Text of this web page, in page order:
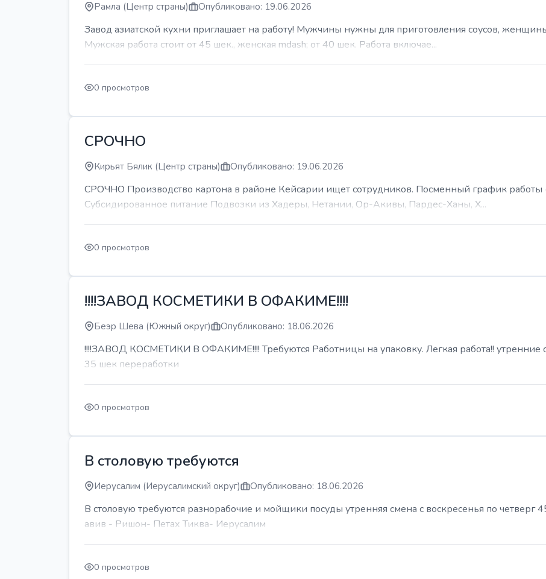
Рамла (Центр страны) Опубликовано: 19.06.2026
Завод азиатской кухни приглашает на работу! Мужчины нужны для приготовления соусов,
Мужская работа стоит от 45 шек., женская mdash; от 40 шек. Работа включае...
0 просмотров
СРОЧНО
Кирьят Бялик (Центр страны) Опубликовано: 19.06.2026
СРОЧНО Производство картона в районе Кейсарии ищет сотрудников. Посменный график работы
Субсидированное питание Подвозки из Хадеры, Нетании, Ор-Акивы, Пардес-Ханы, Х...
0 просмотров
!!!!ЗАВОД КОСМЕТИКИ В ОФАКИМЕ!!!!
Беэр Шева (Южный округ) Опубликовано: 18.06.2026
!!!!ЗАВОД КОСМЕТИКИ В ОФАКИМЕ!!!! Требуются Работницы на упаковку. Легкая работа!! утренние
35 шек переработки
0 просмотров
В столовую требуются
Иерусалим (Иерусалимский округ) Опубликовано: 18.06.2026
В столовую требуются разнорабочие и мойщики посуды утренняя смена с воскресенья по четверг
авив - Ришон- Петах Тиква- Иерусалим
0 просмотров